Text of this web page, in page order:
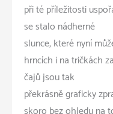
při té příležitosti
se stalo nádherné
slunce, které nyní
hrncích i na tričkách
čajů jsou tak
překrásně graficky